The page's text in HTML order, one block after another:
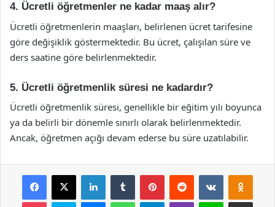
4. Ücretli öğretmenler ne kadar maaş alır?
Ücretli öğretmenlerin maaşları, belirlenen ücret tarifesine
göre değişiklik göstermektedir. Bu ücret, çalışılan süre ve
ders saatine göre belirlenmektedir.
5. Ücretli öğretmenlik süresi ne kadardır?
Ücretli öğretmenlik süresi, genellikle bir eğitim yılı boyunca
ya da belirli bir dönemle sınırlı olarak belirlenmektedir.
Ancak, öğretmen açığı devam ederse bu süre uzatılabilir.
Facebook
X LinkedInTumblr PinterestReddit VKontakte
Pocket Skype MessengerWhatsAppTelegramViber Line E-Posta ile